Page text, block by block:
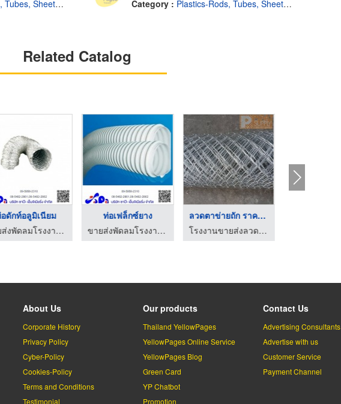
Etc, Supply Centers
Category : Plastics-Rods, Tubes, Sheets, Etc, Supply Centers
Related Catalog
ดักท์อลูมิเนียม
ขายส่งพัดลมโรงงาน ขายส่งหน้ากากแอร์
ท่อเฟล็กซ์ยาง
ขายส่งพัดลมโรงงาน ขายส่งหน้ากากแอร์
ลวดตาข่ายถัก ราคาพิเ ...
โรงงานขายส่งลวดตาข่าย ลวดสแตนเลส ราคาพิเศษ
About Us
Corporate History
Privacy Policy
Cyber-Policy
Cookies-Policy
Terms and Conditions
Testimonial
Our products
Thailand YellowPages
YellowPages Online Service
YellowPages Blog
Green Card
YP Chatbot
Promotion
Contact Us
Advertising Consultants
Advertise with us
Customer Service
Payment Channel